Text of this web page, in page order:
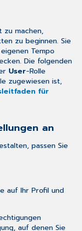
zu machen,
zu beginnen. Sie
Tempo
Die folgenden
User-Rolle
zugewiesen ist,
für
an
passen Sie
auf Ihr Profil und
auf denen Sie